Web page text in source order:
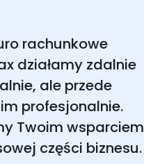
rachunkowe
działamy zdalnie
ale przede
profesjonalnie.
Twoim wsparciem
części biznesu.